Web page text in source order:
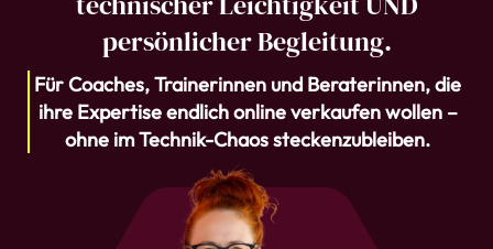
persönlicher Begleitung.
Für Coaches, Trainerinnen und Beraterinnen, die
ihre Expertise endlich online verkaufen wollen –
ohne im Technik-Chaos steckenzubleiben.